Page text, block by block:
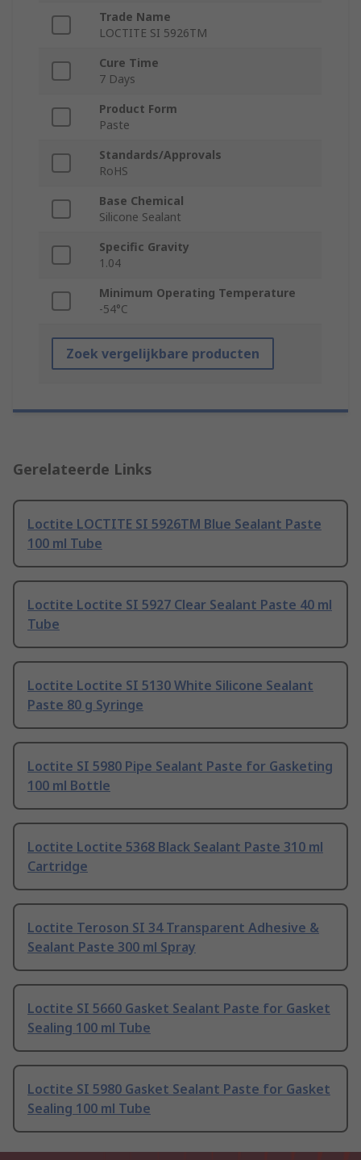
Trade Name
LOCTITE SI 5926TM
Cure Time
7 Days
Product Form
Paste
Standards/Approvals
RoHS
Base Chemical
Silicone Sealant
Specific Gravity
1.04
Minimum Operating Temperature
-54°C
Zoek vergelijkbare producten
Gerelateerde Links
Loctite LOCTITE SI 5926TM Blue Sealant Paste
100 ml Tube
Loctite Loctite SI 5927 Clear Sealant Paste 40 ml
Tube
Loctite Loctite SI 5130 White Silicone Sealant
Paste 80 g Syringe
Loctite SI 5980 Pipe Sealant Paste for Gasketing
100 ml Bottle
Loctite Loctite 5368 Black Sealant Paste 310 ml
Cartridge
Loctite Teroson SI 34 Transparent Adhesive &
Sealant Paste 300 ml Spray
Loctite SI 5660 Gasket Sealant Paste for Gasket
Sealing 100 ml Tube
Loctite SI 5980 Gasket Sealant Paste for Gasket
Sealing 100 ml Tube